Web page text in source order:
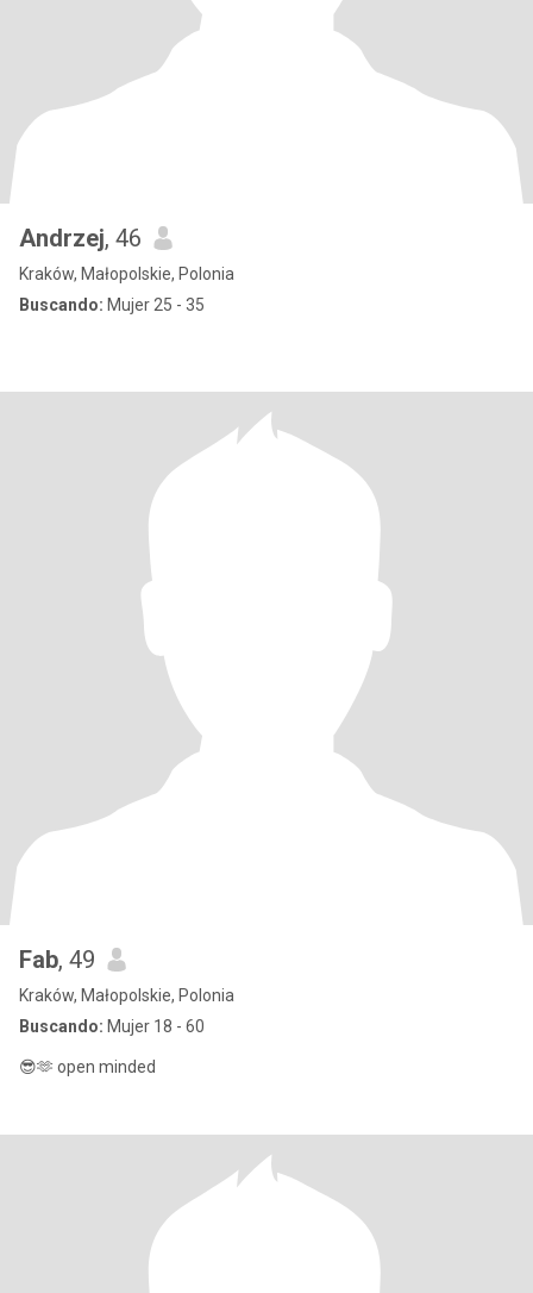
Andrzej, 46
Kraków, Małopolskie, Polonia
Buscando: Mujer 25 - 35
Fab, 49
Kraków, Małopolskie, Polonia
Buscando: Mujer 18 - 60
😎🫶 open minded